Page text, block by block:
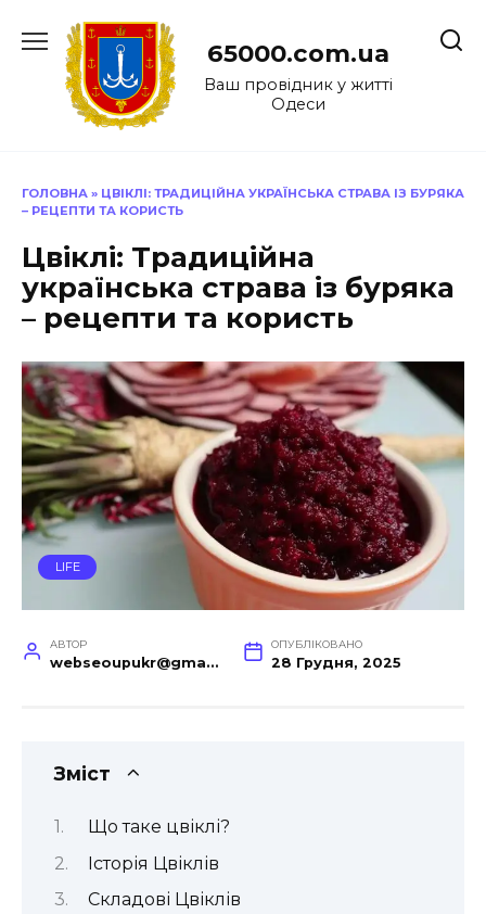
до
65000.com.ua
Ваш провідник у житті
Одеси
ГОЛОВНА » ЦВІКЛІ: ТРАДИЦІЙНА УКРАЇНСЬКА СТРАВА ІЗ БУРЯКА
– РЕЦЕПТИ ТА КОРИСТЬ
Цвіклі: Традиційна
українська страва із буряка
– рецепти та користь
LIFE
АВТОР
webseoupukr@gmail.com
ОПУБЛІКОВАНО
28 Грудня, 2025
Зміст
Що таке цвіклі?
Історія Цвіклів
Складові Цвіклів